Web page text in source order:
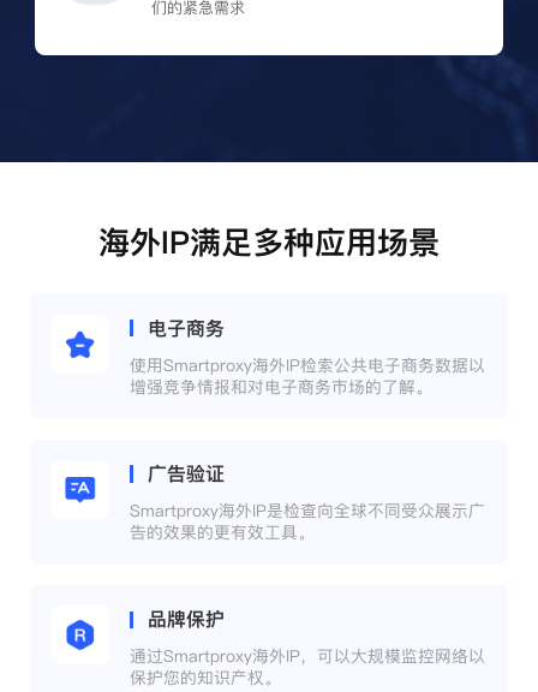
们的紧急需求
海外IP满足多种应用场景
电子商务
使用Smartproxy海外IP检索公共电子商务数据以
增强竞争情报和对电子商务市场的了解。
广告验证
Smartproxy海外IP是检查向全球不同受众展示广
告的效果的更有效工具。
品牌保护
通过Smartproxy海外IP，可以大规模监控网络以
保护您的知识产权。